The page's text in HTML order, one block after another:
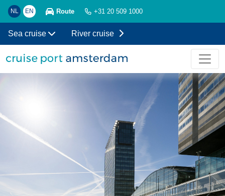
NL EN Route +31 20 509 1000
Sea cruise River cruise